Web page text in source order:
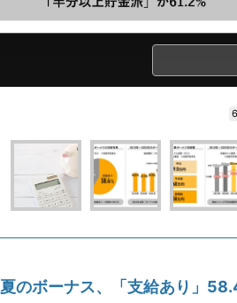
夏のボーナス、「支給あり」